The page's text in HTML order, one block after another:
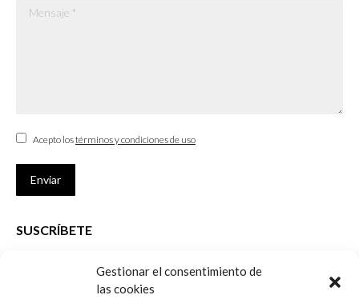
Gestionar el consentimiento de
las cookies
Mensaje *
Acepto lostérminos y condiciones de uso
Enviar
SUSCRÍBETE
que desarrolla el Colegio de Arquitectos de Cádiz